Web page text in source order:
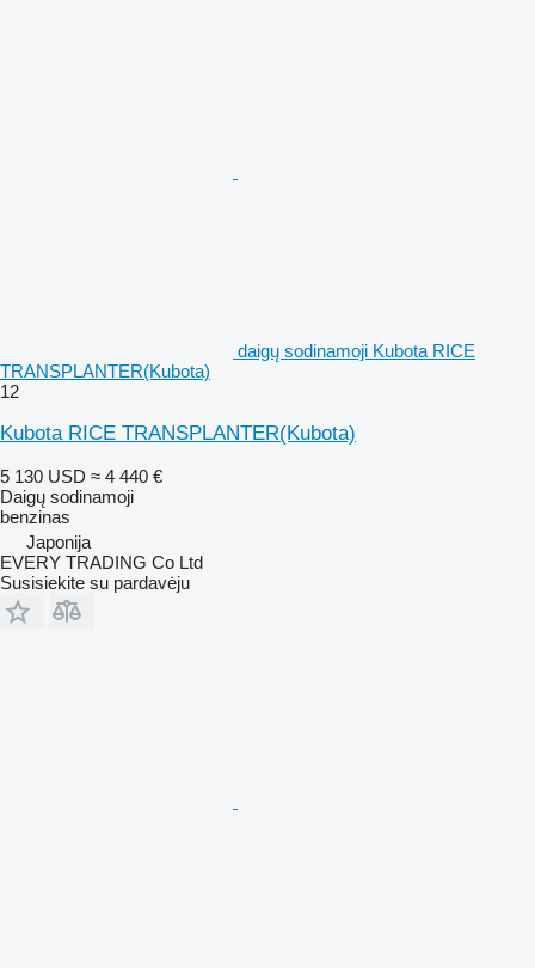
daigų sodinamoji Kubota RICE
TRANSPLANTER(Kubota)
12
Kubota RICE TRANSPLANTER(Kubota)
5 130 USD ≈ 4 440 €
Daigų sodinamoji
benzinas
Japonija
EVERY TRADING Co Ltd
Susisiekite su pardavėju